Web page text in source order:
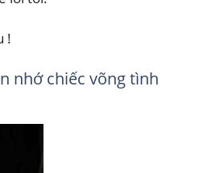
!
nhớ chiếc võng tình